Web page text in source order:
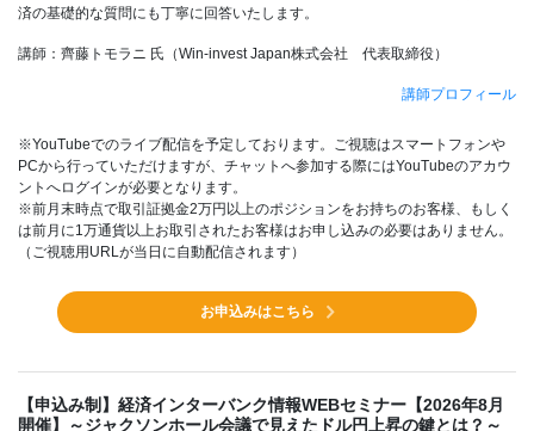
済の基礎的な質問にも丁寧に回答いたします。
講師：齊藤トモラニ 氏（Win-invest Japan株式会社 代表取締役）
講師プロフィール
※YouTubeでのライブ配信を予定しております。ご視聴はスマートフォンや
PCから行っていただけますが、チャットへ参加する際にはYouTubeのアカウ
ントへログインが必要となります。
※前月末時点で取引証拠金2万円以上のポジションをお持ちのお客様、もしく
は前月に1万通貨以上お取引されたお客様はお申し込みの必要はありません。
（ご視聴用URLが当日に自動配信されます）
お申込みはこちら
【申込み制】経済インターバンク情報WEBセミナー【2026年8月
開催】～ジャクソンホール会議で見えたドル円上昇の鍵とは？～